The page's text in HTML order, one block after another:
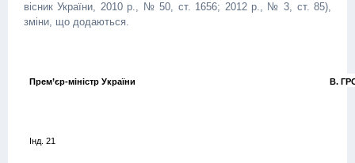
вісник України, 2010 р., № 50, ст. 1656; 2012 р., № 3, ст. 85),
зміни, що додаються.
Прем’єр-міністр України В.
Інд. 21